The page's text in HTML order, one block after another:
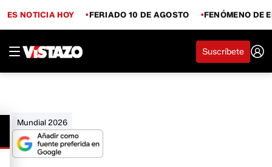
ES NOTICIA HOY FERIADO 10 DE AGOSTO FENÓMENO DE
Suscríbete
Mundial 2026